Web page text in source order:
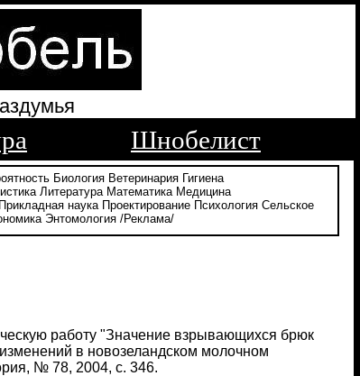
Шнобелист
Биология Ветеринария Гигиена
Литература Математика Медицина
Прикладная наука Проектирование Психология Сельское
Энтомология /Реклама/
работу "Значение взрывающихся брюк
в новозеландском молочном
№ 78, 2004, с. 346.